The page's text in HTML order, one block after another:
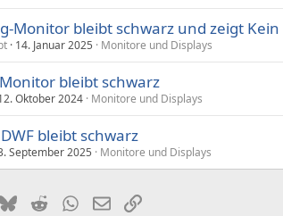
Monitor bleibt schwarz und zeigt
14. Januar 2025 Monitore und Displays
bleibt schwarz
Oktober 2024 Monitore und Displays
bleibt schwarz
September 2025 Monitore und Displays
(Twitter)
BlueskyRedditWhatsApp
E-MailLink